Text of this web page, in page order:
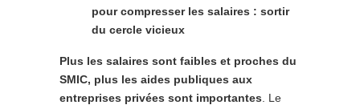
pour compresser les salaires : sortir
du cercle vicieux
Plus les salaires sont faibles et proches du
SMIC, plus les aides publiques aux
entreprises privées sont importantes . Le